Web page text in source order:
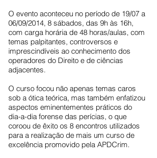
O evento aconteceu no período de 19/07 a
06/09/2014, 8 sábados, das 9h às 16h,
com carga horária de 48 horas/aulas, com
temas palpitantes, controversos e
imprescindíveis ao conhecimento dos
operadores do Direito e de ciências
adjacentes.
O curso focou não apenas temas caros
sob a ótica teórica, mas também enfatizou
aspectos eminentementes práticos do
dia-a-dia forense das perícias, o que
coroou de êxito os 8 encontros utilizados
para a realização de mais um curso de
excelência promovido pela APDCrim.